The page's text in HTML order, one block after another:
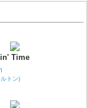
Time
トン)